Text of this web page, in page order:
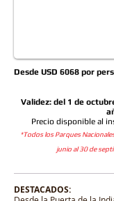
Desde USD 6068 por
Validez: del 1 de
Precio disponible al
*Todos los Parques
junio al 30 de
DESTACADOS: